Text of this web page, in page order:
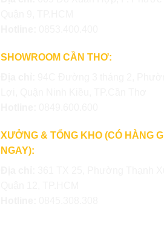
SHOWROOM CẦN THƠ:
XƯỞNG & TỔNG KHO (CÓ HÀNG
NGAY):